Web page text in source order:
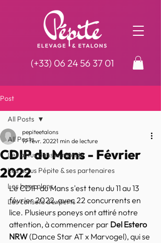
(+33) 06 24 56 37 01
Post
All Posts
Les actus dans le monde
Les actus Pépite & ses partenaires
Les bons plans
Les conseils d'experts
All Posts
CDIP du Mans - Février
2022
pepiteetalons
19 févr. 20221 min de lecture
Le CDIP du Mans s'est tenu du 11 au 13
février 2022, avec 22 concurrents en
lice. Plusieurs poneys ont attiré notre
attention, à commencer par Del Estero
NRW (Dance Star AT x Marvogel), qui se